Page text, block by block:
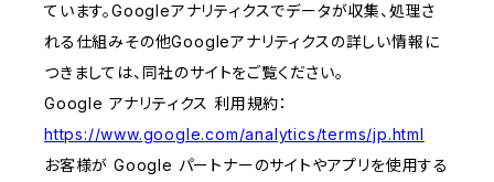
ています。Googleアナリティクスでデータが収集、処理さ
れる仕組みその他Googleアナリティクスの詳しい情報に
つきましては、同社のサイトをご覧ください。
Google アナリティクス 利用規約：
https://www.google.com/analytics/terms/jp.html
お客様が Google パートナーのサイトやアプリを使用する